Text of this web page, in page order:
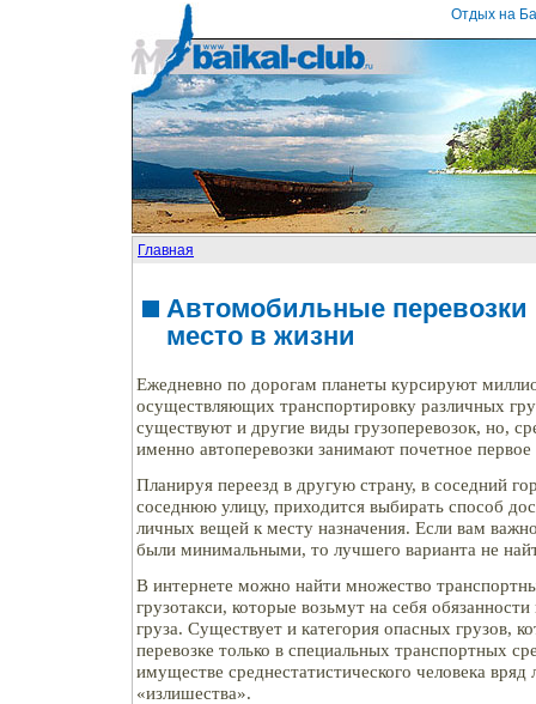
Отдых на
Главная
Автомобильные перевозки
место в жизни
Ежедневно по дорогам планеты курсируют
осуществляющих транспортировку различных
существуют и другие виды грузоперевозок, но,
именно автоперевозки занимают почетное
Планируя переезд в другую страну, в соседний
соседнюю улицу, приходится выбирать способ
личных вещей к месту назначения. Если вам
были минимальными, то лучшего варианта не
В интернете можно найти множество
грузотакси, которые возьмут на себя
груза. Существует и категория опасных грузов,
перевозке только в специальных транспортных
имуществе среднестатистического человека
«излишества».